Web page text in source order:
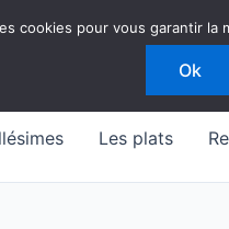
Les plats
cookies pour vous garantir
Ok